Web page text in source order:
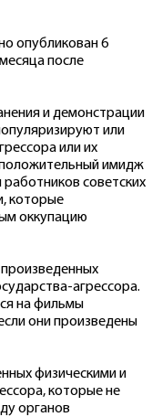
опубликован 6
после
и демонстрации
или
или их
имидж
советских
которые
оккупацию
агрессора.
на фильмы
они произведены
физическими и
которые не
органов